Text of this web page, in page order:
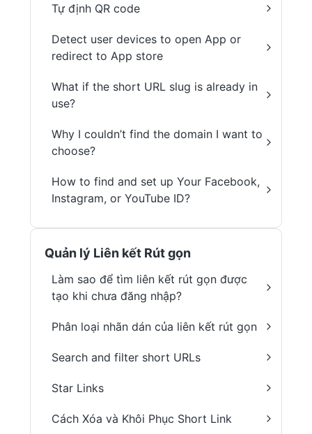
Tự định QR code
Detect user devices to open App or
redirect to App store
What if the short URL slug is already in
use?
Why I couldn’t find the domain I want to
choose?
How to find and set up Your Facebook,
Instagram, or YouTube ID?
Quản lý Liên kết Rút gọn
Làm sao để tìm liên kết rút gọn được
tạo khi chưa đăng nhập?
Phân loại nhãn dán của liên kết rút gọn
Search and filter short URLs
Star Links
Cách Xóa và Khôi Phục Short Link